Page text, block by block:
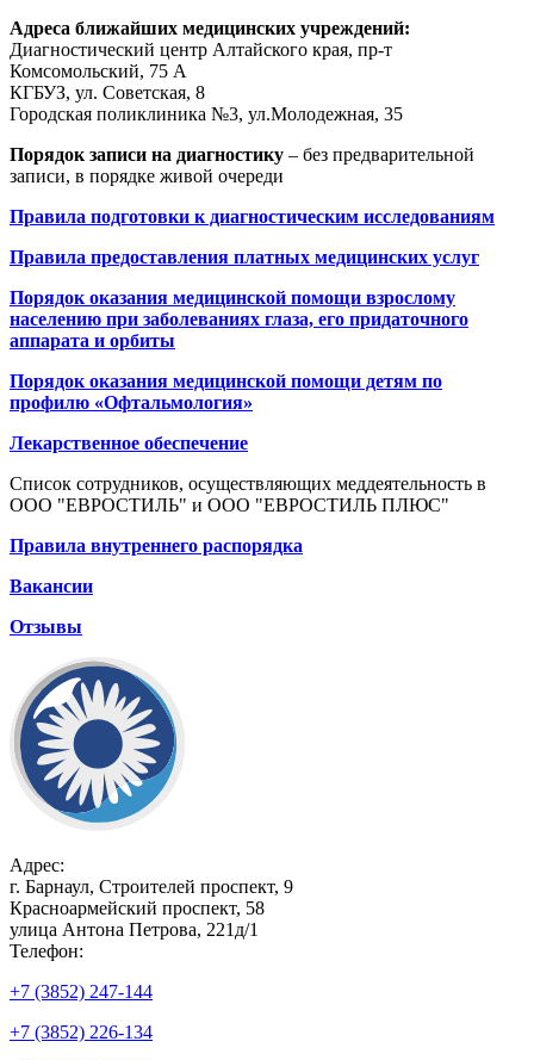
Адреса ближайших медицинских учреждений:
Диагностический центр Алтайского края, пр-т
Комсомольский, 75 А
КГБУЗ, ул. Советская, 8
Городская поликлиника №3, ул.Молодежная, 35
Порядок записи на диагностику – без предварительной
записи, в порядке живой очереди
Правила подготовки к диагностическим исследованиям
Правила предоставления платных медицинских услуг
Порядок оказания медицинской помощи взрослому
населению при заболеваниях глаза, его придаточного
аппарата и орбиты
Порядок оказания медицинской помощи детям по
профилю «Офтальмология»
Лекарственное обеспечение
Список сотрудников, осуществляющих меддеятельность в
ООО "ЕВРОСТИЛЬ" и ООО "ЕВРОСТИЛЬ ПЛЮС"
Правила внутреннего распорядка
Вакансии
Отзывы
Адрес:
г. Барнаул, Строителей проспект, 9
Красноармейский проспект, 58
улица Антона Петрова, 221д/1
Телефон:
+7 (3852) 247-144
+7 (3852) 226-134